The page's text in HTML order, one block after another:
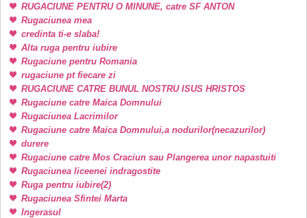
RUGACIUNE PENTRU O MINUNE, catre SF ANTON
Rugaciunea mea
credinta ti-e slaba!
Alta ruga pentru iubire
Rugaciune pentru Romania
rugaciune pt fiecare zi
RUGACIUNE CATRE BUNUL NOSTRU ISUS HRISTOS
Rugaciune catre Maica Domnului
Rugaciunea Lacrimilor
Rugaciune catre Maica Domnului,a nodurilor(necazurilor)
durere
Rugaciune catre Mos Craciun sau Plangerea unor napastuiti
Rugaciunea liceenei indragostite
Ruga pentru iubire(2)
Rugaciunea Sfintei Marta
Ingerasul